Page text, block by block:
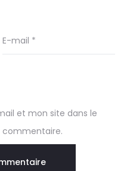
E-mail *
et mon site dans le
commentaire.